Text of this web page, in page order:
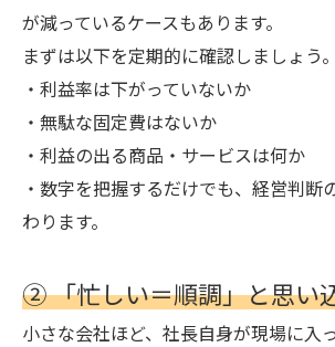
が減っているケースもあります。
まずは以下を定期的に確認しましょう。
・利益率は下がっていないか
・無駄な固定費はないか
・利益の出る商品・サービスは何か
・数字を把握するだけでも、経営判断
わります。
② 「忙しい＝順調」と思い
小さな会社ほど、社長自身が現場に入